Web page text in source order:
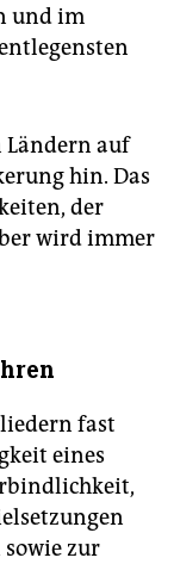
und im
Ländern auf
hin. Das
der
wird immer
fast
eines
zur